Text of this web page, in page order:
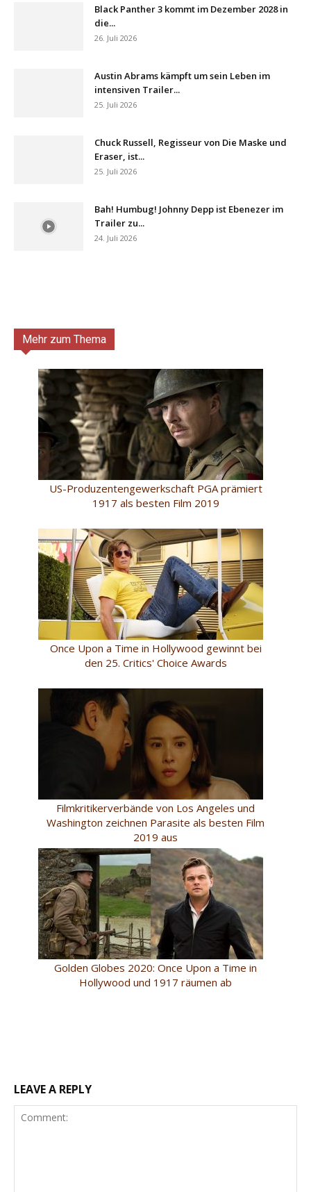
Black Panther 3 kommt im Dezember 2028 in
die...
26. Juli 2026
Austin Abrams kämpft um sein Leben im
intensiven Trailer...
25. Juli 2026
Chuck Russell, Regisseur von Die Maske und
Eraser, ist...
25. Juli 2026
Bah! Humbug! Johnny Depp ist Ebenezer im
Trailer zu...
24. Juli 2026
Mehr zum Thema
US-Produzentengewerkschaft PGA prämiert
1917 als besten Film 2019
Once Upon a Time in Hollywood gewinnt bei
den 25. Critics' Choice Awards
Filmkritikerverbände von Los Angeles und
Washington zeichnen Parasite als besten Film
2019 aus
Golden Globes 2020: Once Upon a Time in
Hollywood und 1917 räumen ab
LEAVE A REPLY